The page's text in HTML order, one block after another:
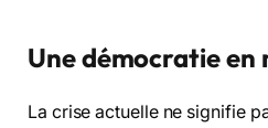
Une démocratie en
La crise actuelle ne signifie